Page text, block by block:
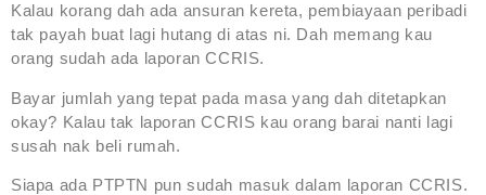
Kalau korang dah ada ansuran kereta, pembiayaan peribadi
tak payah buat lagi hutang di atas ni. Dah memang kau
orang sudah ada laporan CCRIS.
Bayar jumlah yang tepat pada masa yang dah ditetapkan
okay? Kalau tak laporan CCRIS kau orang barai nanti lagi
susah nak beli rumah.
Siapa ada PTPTN pun sudah masuk dalam laporan CCRIS.